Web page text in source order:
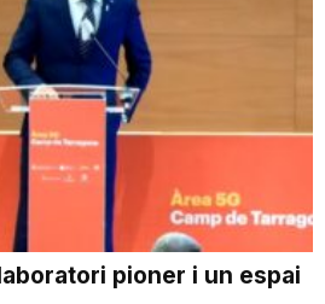
pioner i un espai